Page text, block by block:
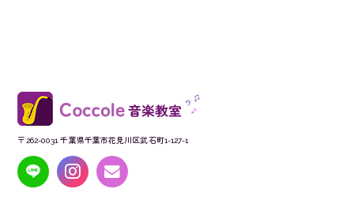
〒262-0031 千葉県千葉市花見川区武石町1-127-1